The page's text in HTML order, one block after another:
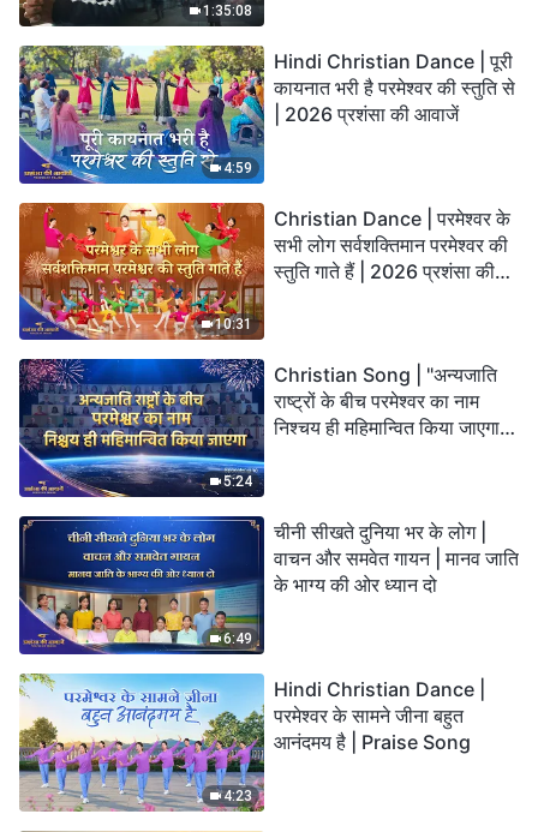
1:35:08
4:59
Hindi Christian Dance | पूरी
कायनात भरी है परमेश्वर की स्तुति से
| 2026 प्रशंसा की आवाजें
10:31
Christian Dance | परमेश्वर के
सभी लोग सर्वशक्तिमान परमेश्वर की
स्तुति गाते हैं | 2026 प्रशंसा की
5:24
Christian Song | "अन्यजाति
राष्ट्रों के बीच परमेश्वर का नाम
निश्चय ही महिमान्वित किया जाएगा" |
6:49
चीनी सीखते दुनिया भर के लोग |
वाचन और समवेत गायन | मानव जाति
के भाग्य की ओर ध्यान दो
4:23
Hindi Christian Dance |
परमेश्वर के सामने जीना बहुत
आनंदमय है | Praise Song